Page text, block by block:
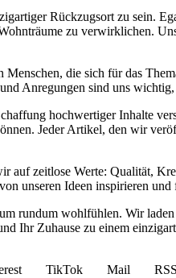
Rückzugsort zu sein.
zu verwirklichen.
die sich für das
Anregungen sind uns
hochwertiger Inhalte
Jeder Artikel, den wir
auf zeitlose Werte: Qualität,
unseren Ideen inspirieren
rundum wohlfühlen. Wir
Ihr Zuhause zu einem
TikTok Mail
RSS